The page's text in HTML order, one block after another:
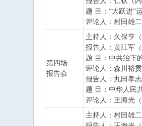
题 目：“大跃进”
评论人：村田雄
第四场
报告会
主持人：久保亨（
报告人：黄江军
题 目：中共治下
评论人：森川裕贯
报告人：丸田孝志
题 目：中华人民
评论人：王海光
主持人：村田雄